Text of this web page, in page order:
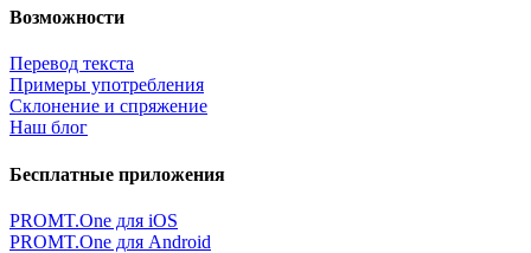
Возможности
Перевод текста
Примеры употребления
Склонение и спряжение
Наш блог
Бесплатные приложения
PROMT.One для iOS
PROMT.One для Android